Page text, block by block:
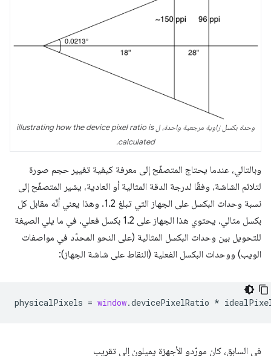
وحدة بكسل زاوية مرجعية واحدة، ل illustrating how the device pixel ratio is
calculated.
وبالتالي، عندما يحتاج المتصفّح إلى معرفة كيفية تغيير حجم صورة
لتلائم الشاشة، وفقًا لدرجة الدقة المثالية أو العادية، يشير المتصفّح إلى
نسبة وحدات البكسل على الجهاز التي تبلغ 1.2. وهذا يعني أنّه مقابل كل
بكسل مثالي، يحتوي هذا الجهاز على 1.2 بكسل فعلي. في ما يلي الصيغة
للتحويل بين وحدات البكسل المثالية (على النحو المحدّد في مواصفات
الويب) ووحدات البكسل الفعلية (النقاط على شاشة الجهاز):
physicalPixels = window.devicePixelRatio *
في السابق، كان مورّدو الأجهزة يميلون إلى تقريب